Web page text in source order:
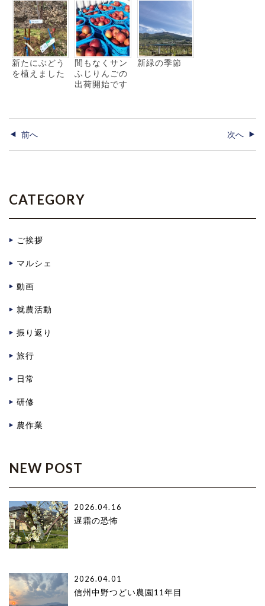
新たにぶどう
を植えました
間もなくサン
ふじりんごの
出荷開始です
新緑の季節
前へ 次へ
CATEGORY
ご挨拶
マルシェ
動画
就農活動
振り返り
旅行
日常
研修
農作業
NEW POST
2026.04.16
遅霜の恐怖
2026.04.01
信州中野つどい農園11年目